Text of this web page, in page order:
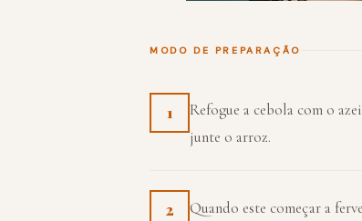
MODO DE PREPARAÇÃO
1
Refogue a cebola com o
junte o arroz.
2 Quando este começar a